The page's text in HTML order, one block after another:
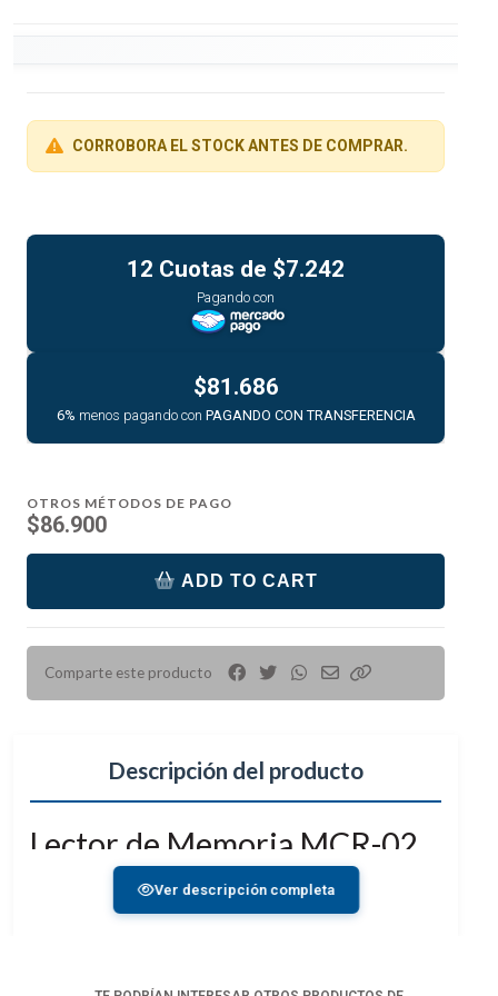
CORROBORA EL STOCK ANTES DE COMPRAR.
12 Cuotas de $7.242
Pagando con
$81.686
6% menos pagando con PAGANDO CON TRANSFERENCIA
OTROS MÉTODOS DE PAGO
$86.900
ADD TO CART
Comparte este producto
Descripción del producto
Lector de Memoria MCR-02
CFE-B/SD
MCR-02 CFE-B/SDes un lector de memoria
Ver descripción completa